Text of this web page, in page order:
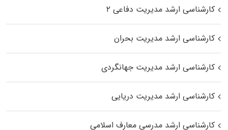
کارشناسی ارشد مدیریت دفاعی ۲
کارشناسی ارشد مدیریت بحران
کارشناسی ارشد مدیریت جهانگردی
کارشناسی ارشد مدیریت دریایی
کارشناسی ارشد مدرسی معارف اسلامی